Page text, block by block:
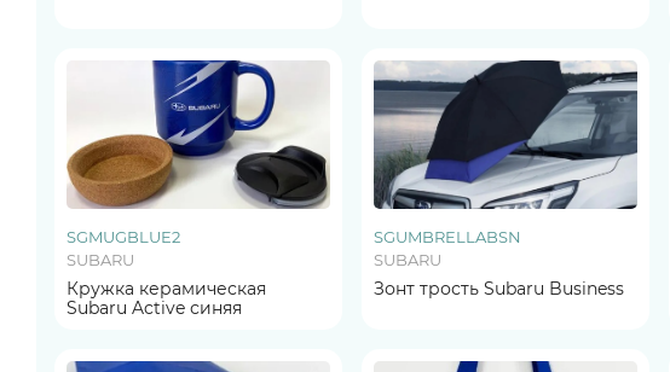
SGMUGBLUE2
SUBARU
Кружка керамическая
Subaru Active синяя
SGUMBRELLABSN
SUBARU
Зонт трость Subaru Business